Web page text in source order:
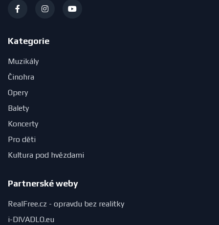
Kategorie
Muzikály
Činohra
Opery
Balety
Koncerty
Pro děti
Kultura pod hvězdami
Partnerské weby
RealFree.cz - opravdu bez realitky
i-DIVADLO.eu